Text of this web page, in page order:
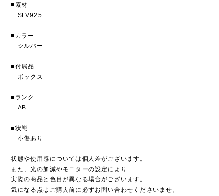
■素材
SLV925
■カラー
シルバー
■付属品
ボックス
■ランク
AB
■状態
小傷あり
状態や使用感については個人差がございます。
また、光の加減やモニターの設定により
実際の商品と色目が異なる場合がございます。
気になる点はご購入前に必ずお問い合わせくださいませ。